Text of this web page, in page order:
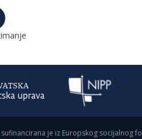
je iz Europskog socijalnog